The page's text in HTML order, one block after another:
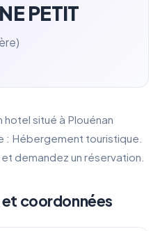
PETIT
hotel situé à Plouénan
: Hébergement touristique.
demandez un réservation.
coordonnées